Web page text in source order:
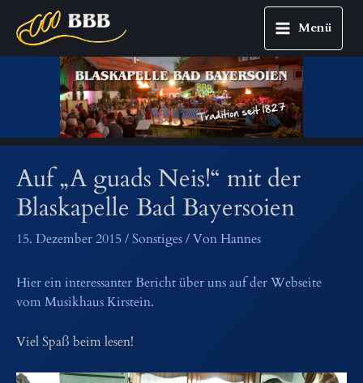
Main
Menu
Menü
Auf „A guads Neis!“ mit der
Blaskapelle Bad Bayersoien
15. Dezember 2015/Sonstiges/ VonHannes
Hier ein interessanter Bericht über unsaufderWebseite
vom MusikhausKirstein.
Viel Spaß beim lesen!